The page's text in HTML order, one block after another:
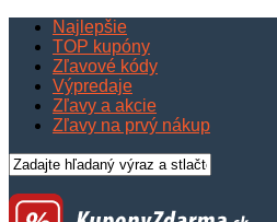
Najlepšie
TOP kupóny
Zľavové kódy
Výpredaje
Zľavy a akcie
Zľavy na prvý nákup